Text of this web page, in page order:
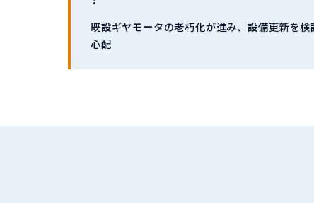
既設ギヤモータの老朽化が進み、設備更新を
心配